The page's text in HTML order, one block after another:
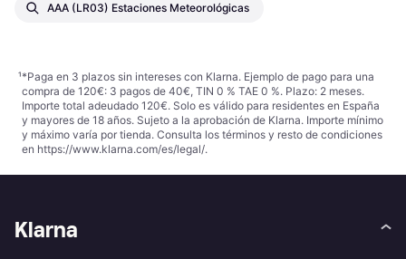
AAA (LR03) Estaciones Meteorológicas
¹*Paga en 3 plazos sin intereses con Klarna. Ejemplo de pago para una
compra de 120€: 3 pagos de 40€, TIN 0 % TAE 0 %. Plazo: 2 meses.
Importe total adeudado 120€. Solo es válido para residentes en España
y mayores de 18 años. Sujeto a la aprobación de Klarna. Importe mínimo
y máximo varía por tienda. Consulta los términos y resto de condiciones
en https://www.klarna.com/es/legal/.
Klarna